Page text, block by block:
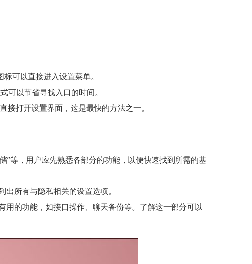
可以直接进入设置菜单。
可以节省寻找入口的时间。
打开设置界面，这是最快的方法之一。
”等，用户应先熟悉各部分的功能，以便快速找到所需的基
所有与隐私相关的设置选项。
用的功能，如接口操作、聊天备份等。了解这一部分可以